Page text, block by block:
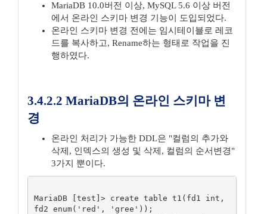
MariaDB 10.0버전 이상, MySQL 5.6 이상 버전
에서 온라인 스키마 변경 기능이 도입되었다.
온라인 스키마 변경 전에는 임시테이블로 레코
드를 복사하고, Rename하는 형태로 작업을 진
행하였다.
3.4.2.2 MariaDB의 온라인 스키마 변
경
온라인 처리가 가능한 DDL은 "컬럼의 추가와
삭제, 인덱스의 생성 및 삭제, 컬럼의 순서변경"
3가지 뿐이다.
MariaDB [test]> create table t1(fd1 int,
fd2 enum('red', 'gree'));